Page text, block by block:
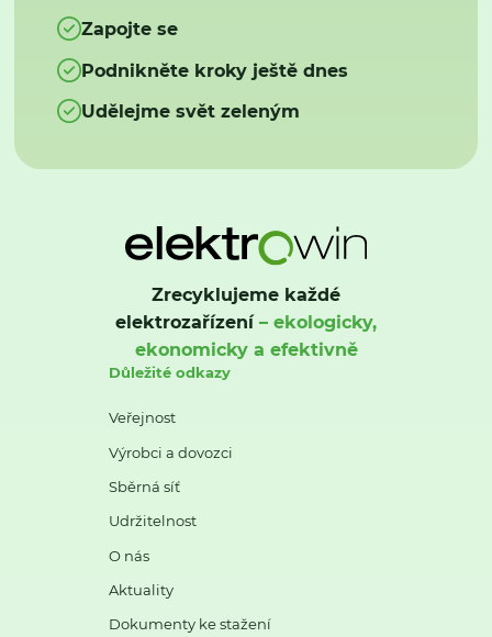
Zapojte se
Podnikněte kroky ještě dnes
Udělejme svět zeleným
Zrecyklujeme každé
elektrozařízení– ekologicky,
ekonomicky a efektivně
Důležité odkazy
Veřejnost
Výrobci a dovozci
Sběrná síť
Udržitelnost
O nás
Aktuality
Dokumenty ke stažení